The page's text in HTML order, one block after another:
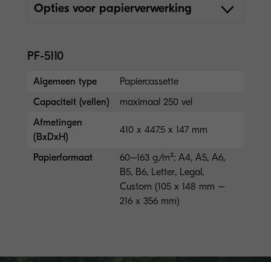
Opties voor papierverwerking
PF-5110
Algemeen type
Papiercassette
Capaciteit (vellen)
maximaal 250 vel
Afmetingen
(BxDxH)
410 x 447.5 x 147 mm
Papierformaat
60–163 g/m²; A4, A5, A6,
B5, B6, Letter, Legal,
Custom (105 x 148 mm –
216 x 356 mm)